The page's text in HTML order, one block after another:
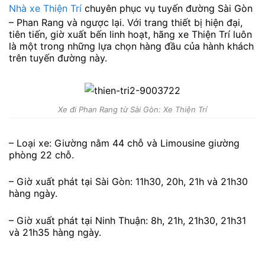
Nhà xe Thiện Trí chuyên phục vụ tuyến đường Sài Gòn
– Phan Rang và ngược lại. Với trang thiết bị hiện đại,
tiên tiến, giờ xuất bến linh hoạt, hãng xe Thiện Trí luôn
là một trong những lựa chọn hàng đầu của hành khách
trên tuyến đường này.
Xe đi Phan Rang từ Sài Gòn: Xe Thiện Trí
– Loại xe: Giường nằm 44 chỗ và Limousine giường
phòng 22 chỗ.
– Giờ xuất phát tại Sài Gòn: 11h30, 20h, 21h và 21h30
hàng ngày.
– Giờ xuất phát tại Ninh Thuận: 8h, 21h, 21h30, 21h31
và 21h35 hàng ngày.